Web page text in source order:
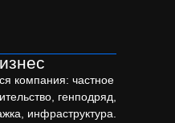
компания: частное
генподряд,
инфраструктура.
— значит